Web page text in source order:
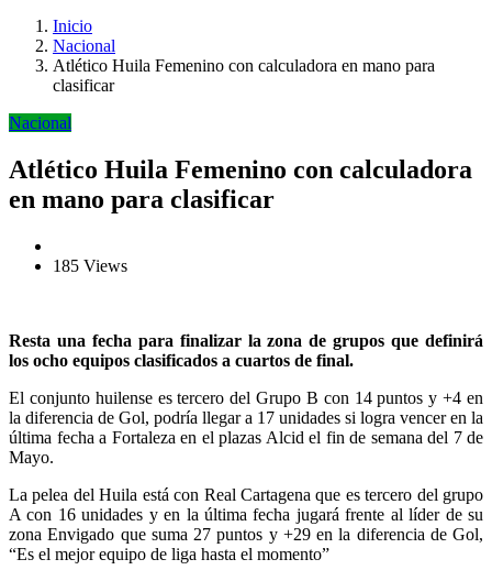
Inicio
Nacional
Atlético Huila Femenino con calculadora en mano para
clasificar
Nacional
Atlético Huila Femenino con calculadora
en mano para clasificar
185 Views
Resta una fecha para finalizar la zona de grupos que definirá
los ocho equipos clasificados a cuartos de final.
El conjunto huilense es tercero del Grupo B con 14 puntos y +4 en
la diferencia de Gol, podría llegar a 17 unidades si logra vencer en la
última fecha a Fortaleza en el plazas Alcid el fin de semana del 7 de
Mayo.
La pelea del Huila está con Real Cartagena que es tercero del grupo
A con 16 unidades y en la última fecha jugará frente al líder de su
zona Envigado que suma 27 puntos y +29 en la diferencia de Gol,
“Es el mejor equipo de liga hasta el momento”